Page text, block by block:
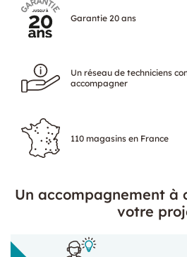
Garantie 20 ans
Un réseau de techniciens
accompagner
110 magasins en France
Un accompagnement à
votre